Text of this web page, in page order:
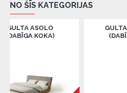
NO ŠĪS KATEGORIJAS
GULTA BELLAGIO
(DABĪGA KOKA)